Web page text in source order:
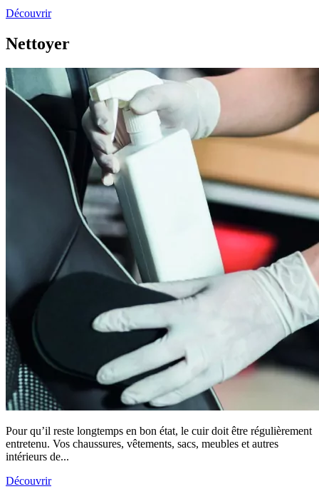
Découvrir
Nettoyer
Pour qu’il reste longtemps en bon état, le cuir doit être régulièrement
entretenu. Vos chaussures, vêtements, sacs, meubles et autres
intérieurs de...
Découvrir